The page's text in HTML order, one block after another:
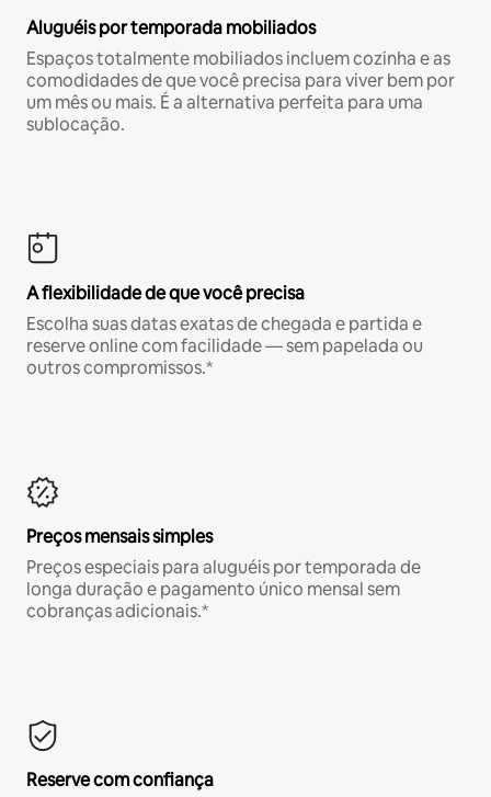
Aluguéis por temporada mobiliados
Espaços totalmente mobiliados incluem cozinha e as
comodidades de que você precisa para viver bem por
um mês ou mais. É a alternativa perfeita para uma
sublocação.
A flexibilidade de que você precisa
Escolha suas datas exatas de chegada e partida e
reserve online com facilidade — sem papelada ou
outros compromissos.*
Preços mensais simples
Preços especiais para aluguéis por temporada de
longa duração e pagamento único mensal sem
cobranças adicionais.*
Reserve com confiança